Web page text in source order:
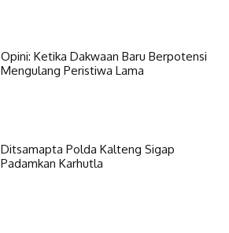
Opini: Ketika Dakwaan Baru Berpotensi
Mengulang Peristiwa Lama
Ditsamapta Polda Kalteng Sigap
Padamkan Karhutla